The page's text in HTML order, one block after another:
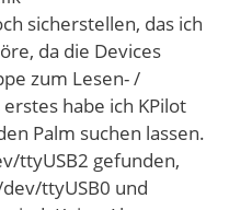
sicherstellen, das ich
da die Devices
zum Lesen- /
habe ich KPilot
Palm suchen lassen.
ttyUSB2 gefunden,
ttyUSB0 und